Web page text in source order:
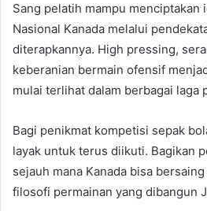
Sang pelatih mampu menciptakan
Nasional Kanada melalui
diterapkannya. High pressing,
keberanian bermain ofensif
mulai terlihat dalam berbagai laga
Bagi penikmat kompetisi sepak
layak untuk terus diikuti. Bagikan
sejauh mana Kanada bisa
filosofi permainan yang dibangun